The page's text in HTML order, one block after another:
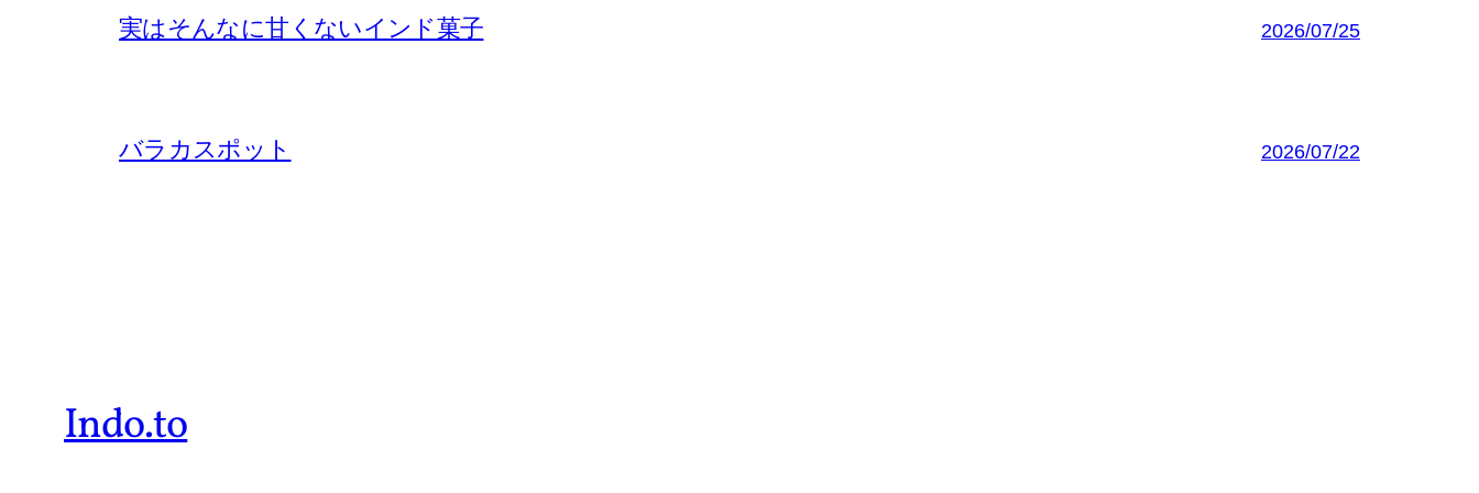
実はそんなに甘くないインド菓子 2026/07/25
バラカスポット 2026/07/22
Indo.to